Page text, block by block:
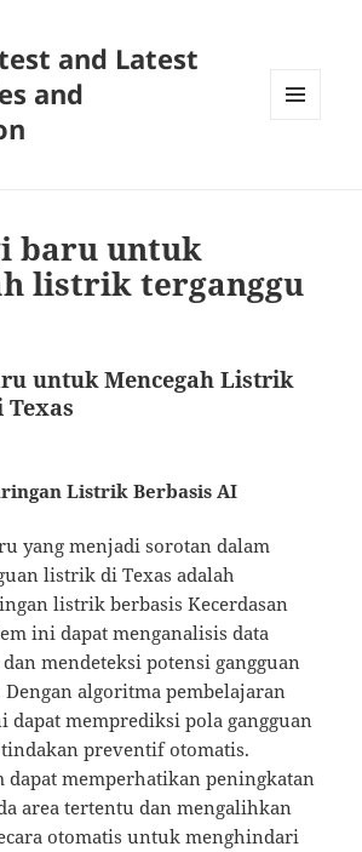
and Latest
and
baru untuk
listrik terganggu
untuk Mencegah Listrik
Texas
Listrik Berbasis AI
yang menjadi sorotan dalam
listrik di Texas adalah
listrik berbasis Kecerdasan
ini dapat menganalisis data
mendeteksi potensi gangguan
algoritma pembelajaran
dapat memprediksi pola gangguan
preventif otomatis.
dapat memperhatikan peningkatan
area tertentu dan mengalihkan
otomatis untuk menghindari